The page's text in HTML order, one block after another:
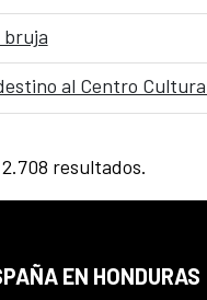
bruja
al Centro
resultados.
EN HONDURAS